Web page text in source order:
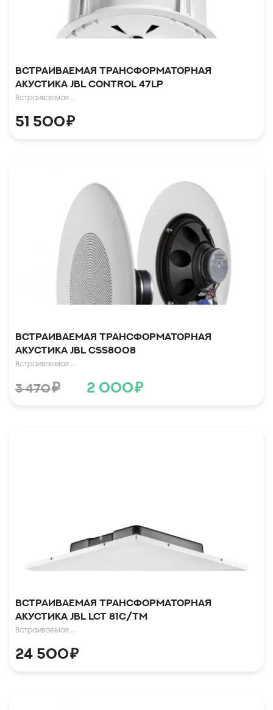
Встраиваемая трансформаторная
акустика JBL Control 47LP
Встраиваемая ..
51 500₽
Встраиваемая трансформаторная
акустика JBL CSS8008
Встраиваемая ..
3 470₽ 2 000₽
Встраиваемая трансформаторная
акустика JBL LCT 81C/TM
Встраиваемая ..
24 500₽